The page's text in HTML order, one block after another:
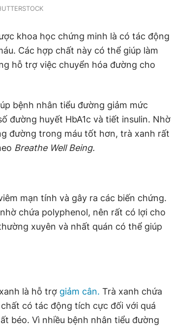
khoa học chứng minh là có tác động
Các hợp chất này có thể giúp làm
hỗ trợ việc chuyển hóa đường cho
bệnh nhân tiểu đường giảm mức
đường huyết HbA1c và tiết insulin. Nhờ
đường trong máu tốt hơn, trà xanh rất
Breathe Well Being.
mạn tính và gây ra các biến chứng.
chứa polyphenol, nên rất có lợi cho
xuyên và nhất quán có thể giúp
là hỗ trợ giảm cân. Trà xanh chứa
có tác động tích cực đối với quá
béo. Vì nhiều bệnh nhân tiểu đường